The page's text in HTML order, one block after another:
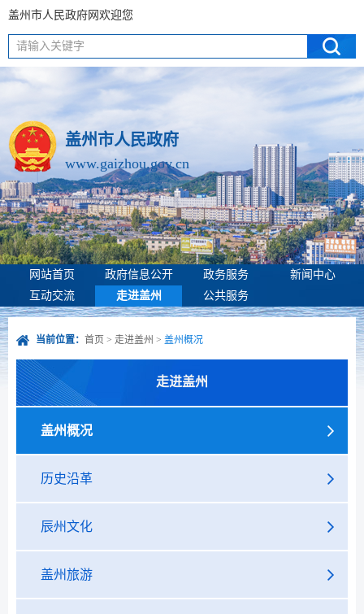
盖州市人民政府网欢迎您
请输入关键字
盖州市人民政府
www.gaizhou.gov.cn
网站首页 政府信息公开 政务服务
新闻中心
互动交流
走进盖州 公共服务
当前位置： 首页 > 走进盖州 > 盖州概况
走进盖州
盖州概况
历史沿革
辰州文化
盖州旅游